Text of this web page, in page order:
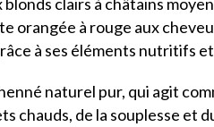
à rouge aux
à ses éléments nutritifs
naturel pur, qui agit
chauds, de la souplesse et